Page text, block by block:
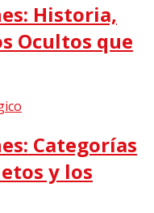
Historia,
Ocultos que
Categorías
y los